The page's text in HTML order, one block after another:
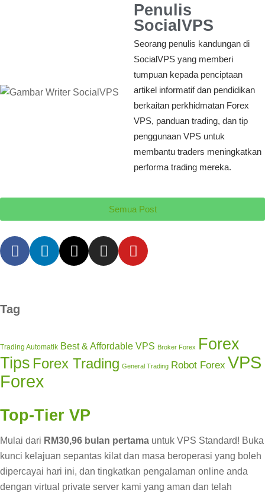
Penulis
SocialVPS
Seorang penulis kandungan di
SocialVPS yang memberi
tumpuan kepada penciptaan
artikel informatif dan pendidikan
berkaitan perkhidmatan Forex
VPS, panduan trading, dan tip
penggunaan VPS untuk
membantu traders meningkatkan
performa trading mereka.
Semua Post
Tag
Trading Automatik Best & Affordable VPS Broker Forex Forex
Tips Forex Trading General Trading Robot Forex VPS
Forex
Top-Tier VP
Mulai dari RM30,96 bulan pertama untuk VPS Standard! Buka
kunci kelajuan sepantas kilat dan masa beroperasi yang boleh
dipercayai hari ini, dan tingkatkan pengalaman online anda
dengan virtual private server kami yang aman dan telah